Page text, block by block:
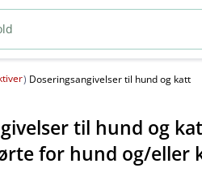
) Doseringsangivelser til hund og katt
til hund og
for hund og​/​eller